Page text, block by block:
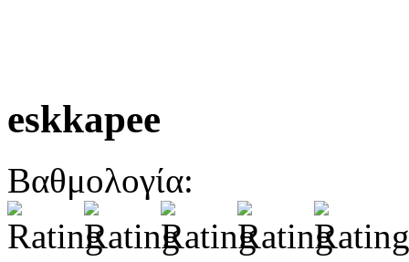
eskkapee
Βαθμολογία: